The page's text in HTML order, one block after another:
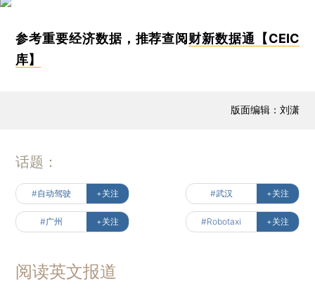
参考重要经济数据，推荐查阅 财新数据通【CEIC
库】
版面编辑：刘潇
话题：
#自动驾驶 +关注 #武汉 +关注
#广州 +关注 #Robotaxi +关注
阅读英文报道